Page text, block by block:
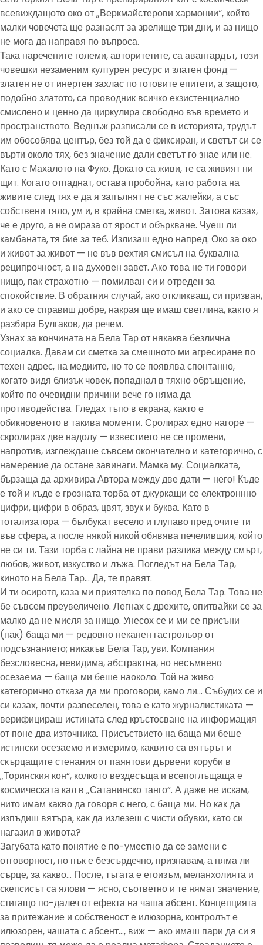
всевиждащото око от „Веркмайстерови хармонии“, който
малки човечета ще разнасят за зрелище три дни, и аз нищо
не мога да направя по въпроса.
Така наречените големи, авторитетите, са авангардът, този
човешки незаменим културен ресурс и златен фонд —
златен не от инертен захлас по готовите епитети, а защото,
подобно златото, са проводник всичко екзистенциално
смислено и ценно да циркулира свободно във времето и
пространството. Веднъж разписали се в историята, трудът
им обособява център, без той да е фиксиран, и светът си се
върти около тях, без значение дали светът го знае или не.
Като с Махалото на Фуко. Докато са живи, те са живият ни
щит. Когато отпаднат, остава пробойна, като работа на
живите след тях е да я запълнят не със жалейки, а със
собствени тяло, ум и, в крайна сметка, живот. Затова казах,
че е друго, а не омраза от ярост и объркване. Чуеш ли
камбаната, тя бие за теб. Излизаш едно напред. Око за око
и живот за живот — не във вехтия смисъл на буквална
реципрочност, а на духовен завет. Ако това не ти говори
нищо, пак страхотно — помилван си и отреден за
спокойствие. В обратния случай, ако откликваш, си призван,
и ако се справиш добре, накрая ще имаш светлина, както я
разбира Булгаков, да речем.
Узнах за кончината на Бела Тар от някаква безлична
социалка. Давам си сметка за смешното ми агресиране по
техен адрес, на медиите, но то се появява спонтанно,
когато видя близък човек, попаднал в тяхно обръщение,
който по очевидни причини вече го няма да
противодейства. Гледах тъпо в екрана, както е
обикновеното в такива моменти. Сролирах едно нагоре —
скролирах две надолу — известието не се промени,
напротив, изглеждаше съвсем окончателно и категорично, с
намерение да остане завинаги. Мамка му. Социалката,
бързаща да архивира Автора между две дати — него! Къде
е той и къде е грозната торба от джуркащи се електроннно
цифри, цифри в образ, цвят, звук и буква. Като в
тотализатора — бълбукат весело и глупаво пред очите ти
във сфера, а после някой никой обявява печелившия, който
не си ти. Тази торба с лайна не прави разлика между смърт,
любов, живот, изкуство и лъжа. Погледът на Бела Тар,
киното на Бела Тар… Да, те правят.
И ти осиротя, каза ми приятелка по повод Бела Тар. Това не
бе съвсем преувеличено. Легнах с дрехите, опитвайки се за
малко да не мисля за нищо. Унесох се и ми се присъни
(пак) баща ми — редовно неканен гастрольор от
подсъзнанието; никакъв Бела Тар, уви. Компания
безсловесна, невидима, абстрактна, но несъмнено
осезаема — баща ми беше наоколо. Той на живо
категорично отказа да ми проговори, камо ли… Събудих се и
си казах, почти развеселен, това е като журналистиката —
верифицираш истината след кръстосване на информация
от поне два източника. Присъствието на баща ми беше
истински осезаемо и измеримо, каквито са вятърът и
скърцащите стенания от паянтови дървени коруби в
„Торинския кон“, колкото вездесъща и всепоглъщаща е
космическата кал в „Сатанинско танго“. А даже не искам,
нито имам какво да говоря с него, с баща ми. Но как да
изпъдиш вятъра, как да излезеш с чисти обувки, като си
нагазил в живота?
Загубата като понятие е по-уместно да се замени с
отговорност, но пък е безсърдечно, признавам, а няма ли
сърце, за какво… После, тъгата е егоизъм, меланхолията и
скепсисът са ялови — ясно, съответно и те нямат значение,
стигащо по-далеч от ефекта на чаша абсент. Концепцията
за притежание и собственост е илюзорна, контролът е
илюзорен, чашата с абсент…, виж — ако имаш пари да си я